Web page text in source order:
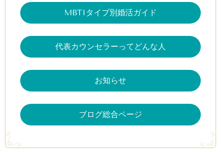
MBTIタイプ別婚活ガイド
代表カウンセラーってどんな人
お知らせ
ブログ総合ページ